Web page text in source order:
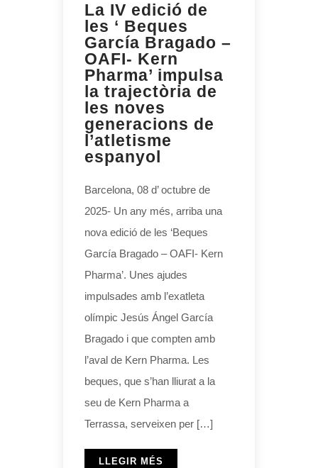
La IV edició de
les ‘ Beques
García Bragado –
OAFI- Kern
Pharma’ impulsa
la trajectòria de
les noves
generacions de
l’atletisme
espanyol
Barcelona, 08 d’ octubre de
2025- Un any més, arriba una
nova edició de les ‘Beques
García Bragado – OAFI- Kern
Pharma’. Unes ajudes
impulsades amb l’exatleta
olímpic Jesús Ángel García
Bragado i que compten amb
l’aval de Kern Pharma. Les
beques, que s’han lliurat a la
seu de Kern Pharma a
Terrassa, serveixen per […]
LLEGIR MÉS